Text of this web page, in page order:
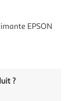
EPSON
?